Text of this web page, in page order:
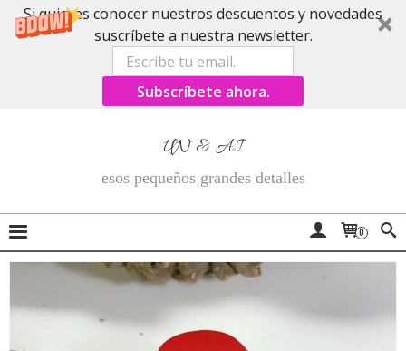
Si quieres conocer nuestros descuentos y novedades
suscríbete a nuestra newsletter.
Subscríbete ahora.
UN & AI
esos pequeños grandes detalles
0